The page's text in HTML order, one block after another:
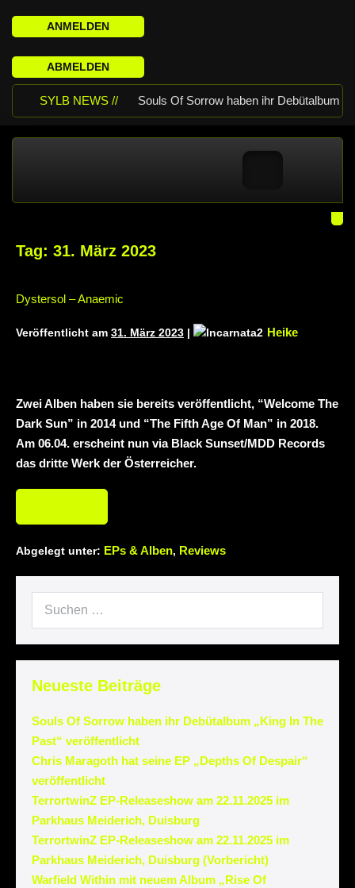
SYLB NEWS // Souls Of Sorrow haben ihr Debütalbum
Parkhaus Meiderich, Duisburg
22.11.2025 im Parkhaus Meiderich,
Independence“ Necrotic Woods,
Vendul und Altruist am 24.10.2025 im
ANMELDEN
ABMELDEN
Tag: 31. März 2023
Dystersol – Anaemic
Veröffentlicht am 31. März 2023 | Heike
Zwei Alben haben sie bereits veröffentlicht, “Welcome The
Dark Sun” in 2014 und “The Fifth Age Of Man” in 2018.
Am 06.04. erscheint nun via Black Sunset/MDD Records
das dritte Werk der Österreicher.
Abgelegt unter: EPs & Alben, Reviews
Neueste Beiträge
Souls Of Sorrow haben ihr Debütalbum „King In The
Past“ veröffentlicht
Chris Maragoth hat seine EP „Depths Of Despair“
veröffentlicht
TerrortwinZ EP-Releaseshow am 22.11.2025 im
Parkhaus Meiderich, Duisburg
TerrortwinZ EP-Releaseshow am 22.11.2025 im
Parkhaus Meiderich, Duisburg (Vorbericht)
Warfield Within mit neuem Album „Rise Of